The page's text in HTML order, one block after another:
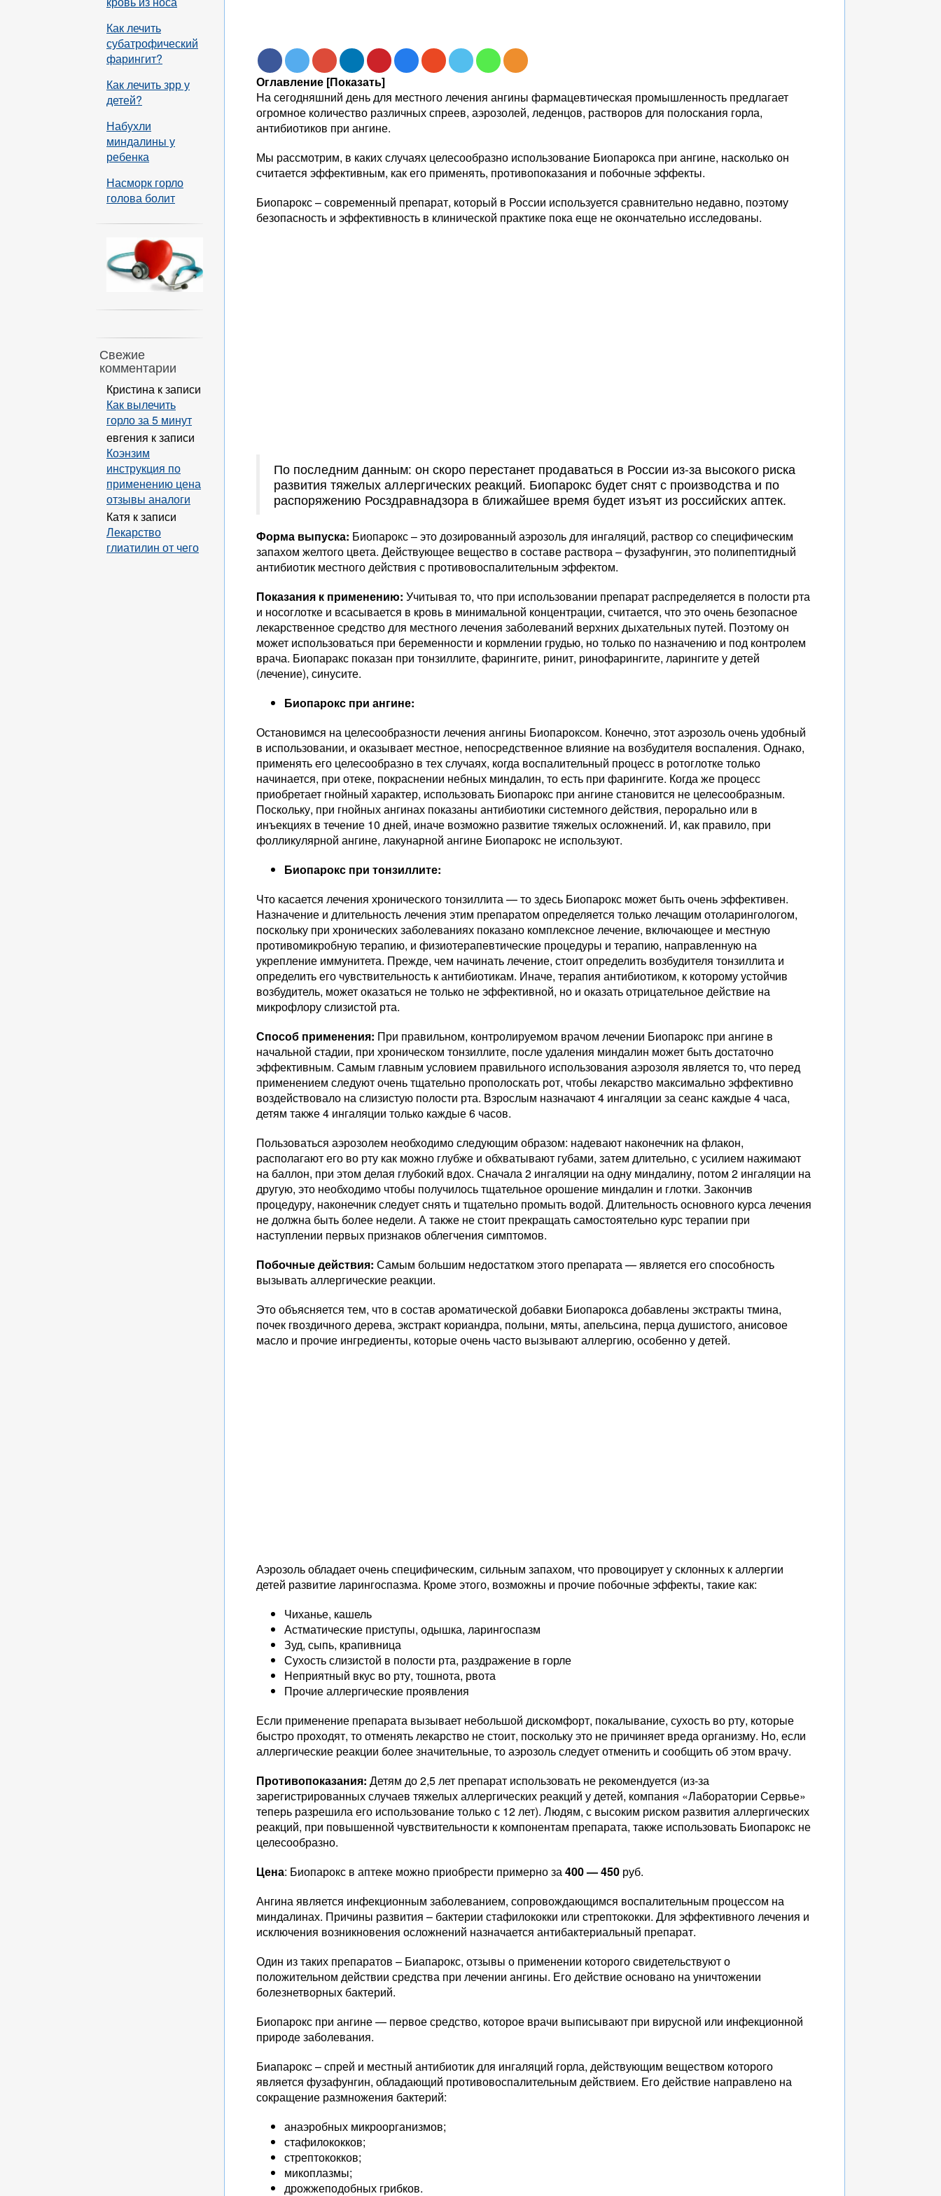
Оглавление [Показать]
На сегодняшний день для местного лечения ангины фармацевтическая промышленность предлагает
огромное количество различных спреев, аэрозолей, леденцов, растворов для полоскания горла,
антибиотиков при ангине.
Мы рассмотрим, в каких случаях целесообразно использование Биопарокса при ангине, насколько он
считается эффективным, как его применять, противопоказания и побочные эффекты.
Биопарокс – современный препарат, который в России используется сравнительно недавно, поэтому
безопасность и эффективность в клинической практике пока еще не окончательно исследованы.
По последним данным: он скоро перестанет продаваться в России из-за высокого риска
развития тяжелых аллергических реакций. Биопарокс будет снят с производства и по
распоряжению Росздравнадзора в ближайшее время будет изъят из российских аптек.
Форма выпуска: Биопарокс – это дозированный аэрозоль для ингаляций, раствор со специфическим
запахом желтого цвета. Действующее вещество в составе раствора – фузафунгин, это полипептидный
антибиотик местного действия с противовоспалительным эффектом.
Показания к применению: Учитывая то, что при использовании препарат распределяется в полости рта
и носоглотке и всасывается в кровь в минимальной концентрации, считается, что это очень безопасное
лекарственное средство для местного лечения заболеваний верхних дыхательных путей. Поэтому он
может использоваться при беременности и кормлении грудью, но только по назначению и под контролем
врача. Биопаракс показан при тонзиллите, фарингите, ринит, ринофарингите, ларингите у детей
(лечение), синусите.
Биопарокс при ангине:
Остановимся на целесообразности лечения ангины Биопароксом. Конечно, этот аэрозоль очень удобный
в использовании, и оказывает местное, непосредственное влияние на возбудителя воспаления. Однако,
применять его целесообразно в тех случаях, когда воспалительный процесс в ротоглотке только
начинается, при отеке, покраснении небных миндалин, то есть при фарингите. Когда же процесс
приобретает гнойный характер, использовать Биопарокс при ангине становится не целесообразным.
Поскольку, при гнойных ангинах показаны антибиотики системного действия, перорально или в
инъекциях в течение 10 дней, иначе возможно развитие тяжелых осложнений. И, как правило, при
фолликулярной ангине, лакунарной ангине Биопарокс не используют.
Биопарокс при тонзиллите:
Что касается лечения хронического тонзиллита — то здесь Биопарокс может быть очень эффективен.
Назначение и длительность лечения этим препаратом определяется только лечащим отоларингологом,
поскольку при хронических заболеваниях показано комплексное лечение, включающее и местную
противомикробную терапию, и физиотерапевтические процедуры и терапию, направленную на
укрепление иммунитета. Прежде, чем начинать лечение, стоит определить возбудителя тонзиллита и
определить его чувствительность к антибиотикам. Иначе, терапия антибиотиком, к которому устойчив
возбудитель, может оказаться не только не эффективной, но и оказать отрицательное действие на
микрофлору слизистой рта.
Способ применения: При правильном, контролируемом врачом лечении Биопарокс при ангине в
начальной стадии, при хроническом тонзиллите, после удаления миндалин может быть достаточно
эффективным. Самым главным условием правильного использования аэрозоля является то, что перед
применением следуют очень тщательно прополоскать рот, чтобы лекарство максимально эффективно
воздействовало на слизистую полости рта. Взрослым назначают 4 ингаляции за сеанс каждые 4 часа,
детям также 4 ингаляции только каждые 6 часов.
Пользоваться аэрозолем необходимо следующим образом: надевают наконечник на флакон,
располагают его во рту как можно глубже и обхватывают губами, затем длительно, с усилием нажимают
на баллон, при этом делая глубокий вдох. Сначала 2 ингаляции на одну миндалину, потом 2 ингаляции на
другую, это необходимо чтобы получилось тщательное орошение миндалин и глотки. Закончив
процедуру, наконечник следует снять и тщательно промыть водой. Длительность основного курса лечения
не должна быть более недели. А также не стоит прекращать самостоятельно курс терапии при
наступлении первых признаков облегчения симптомов.
Побочные действия: Самым большим недостатком этого препарата — является его способность
вызывать аллергические реакции.
Это объясняется тем, что в состав ароматической добавки Биопарокса добавлены экстракты тмина,
почек гвоздичного дерева, экстракт кориандра, полыни, мяты, апельсина, перца душистого, анисовое
масло и прочие ингредиенты, которые очень часто вызывают аллергию, особенно у детей.
Аэрозоль обладает очень специфическим, сильным запахом, что провоцирует у склонных к аллергии
детей развитие ларингоспазма. Кроме этого, возможны и прочие побочные эффекты, такие как:
Чиханье, кашель
Астматические приступы, одышка, ларингоспазм
Зуд, сыпь, крапивница
Сухость слизистой в полости рта, раздражение в горле
Неприятный вкус во рту, тошнота, рвота
Прочие аллергические проявления
Если применение препарата вызывает небольшой дискомфорт, покалывание, сухость во рту, которые
быстро проходят, то отменять лекарство не стоит, поскольку это не причиняет вреда организму. Но, если
аллергические реакции более значительные, то аэрозоль следует отменить и сообщить об этом врачу.
Противопоказания: Детям до 2,5 лет препарат использовать не рекомендуется (из-за
зарегистрированных случаев тяжелых аллергических реакций у детей, компания «Лаборатории Сервье»
теперь разрешила его использование только с 12 лет). Людям, с высоким риском развития аллергических
реакций, при повышенной чувствительности к компонентам препарата, также использовать Биопарокс не
целесообразно.
Цена: Биопарокс в аптеке можно приобрести примерно за400 — 450 руб.
Ангина является инфекционным заболеванием, сопровождающимся воспалительным процессом на
миндалинах. Причины развития – бактерии стафилококки или стрептококки. Для эффективного лечения и
исключения возникновения осложнений назначается антибактериальный препарат.
Один из таких препаратов – Биапарокс, отзывы о применении которого свидетельствуют о
положительном действии средства при лечении ангины. Его действие основано на уничтожении
болезнетворных бактерий.
Биопарокс при ангине — первое средство, которое врачи выписывают при вирусной или инфекционной
природе заболевания.
Биапарокс – спрей и местный антибиотик для ингаляций горла, действующим веществом которого
является фузафунгин, обладающий противовоспалительным действием. Его действие направлено на
сокращение размножения бактерий:
анаэробных микроорганизмов;
стафилококков;
стрептококков;
микоплазмы;
дрожжеподобных грибков.
Как лечить
субатрофический
фарингит?
Как лечить зрр у
детей?
Набухли
миндалины у
ребенка
Насморк горло
голова болит
Свежие
комментарии
Кристина к записи
Как вылечить
горло за 5 минут
евгения к записи
Коэнзим
инструкция по
применению цена
отзывы аналоги
Катя к записи
Лекарство
глиатилин от чего